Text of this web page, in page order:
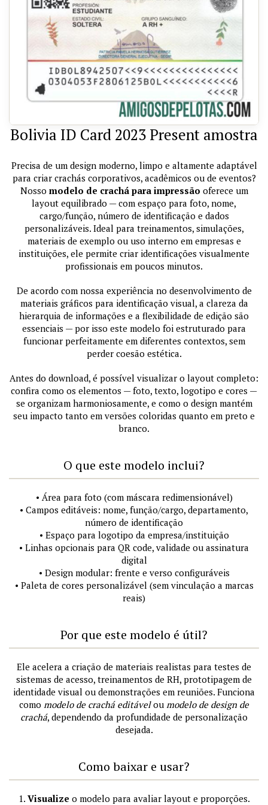
Bolivia ID Card 2023 Present amostra
Precisa de um design moderno, limpo e altamente adaptável
para criar crachás corporativos, acadêmicos ou de eventos?
Nosso modelo de crachá para impressão oferece um
layout equilibrado — com espaço para foto, nome,
cargo/função, número de identificação e dados
personalizáveis. Ideal para treinamentos, simulações,
materiais de exemplo ou uso interno em empresas e
instituições, ele permite criar identificações visualmente
profissionais em poucos minutos.
De acordo com nossa experiência no desenvolvimento de
materiais gráficos para identificação visual, a clareza da
hierarquia de informações e a flexibilidade de edição são
essenciais — por isso este modelo foi estruturado para
funcionar perfeitamente em diferentes contextos, sem
perder coesão estética.
Antes do download, é possível visualizar o layout completo:
confira como os elementos — foto, texto, logotipo e cores —
se organizam harmoniosamente, e como o design mantém
seu impacto tanto em versões coloridas quanto em preto e
branco.
O que este modelo inclui?
• Área para foto (com máscara redimensionável)
• Campos editáveis: nome, função/cargo, departamento,
número de identificação
• Espaço para logotipo da empresa/instituição
• Linhas opcionais para QR code, validade ou assinatura
digital
• Design modular: frente e verso configuráveis
• Paleta de cores personalizável (sem vinculação a marcas
reais)
Por que este modelo é útil?
Ele acelera a criação de materiais realistas para testes de
sistemas de acesso, treinamentos de RH, prototipagem de
identidade visual ou demonstrações em reuniões. Funciona
como modelo de crachá editávelou modelo de design de
crachá, dependendo da profundidade de personalização
desejada.
Como baixar e usar?
1. Visualize o modelo para avaliar layout e proporções.